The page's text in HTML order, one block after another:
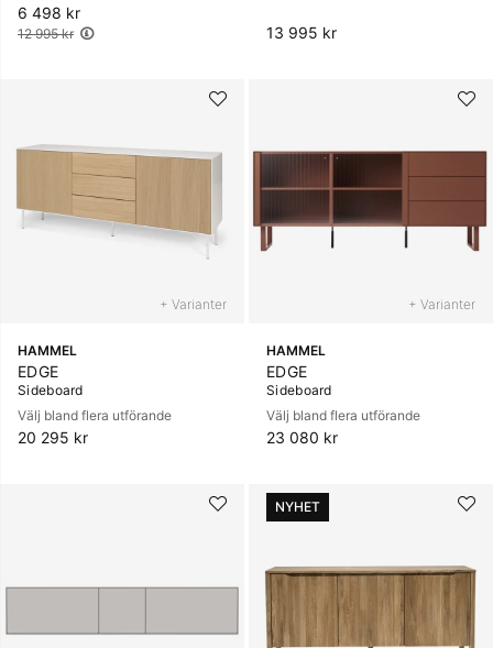
6 498 kr
Ordinarie pris:
12 995 kr 13 995 kr
+ Varianter
HAMMEL
EDGE
Sideboard
Välj bland flera utförande
20 295 kr
+ Varianter
HAMMEL
EDGE
Sideboard
Välj bland flera utförande
23 080 kr
NYHET